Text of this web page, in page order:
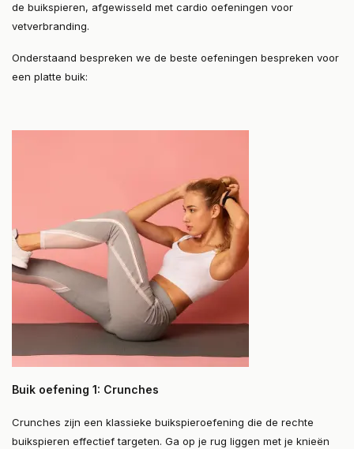
de buikspieren, afgewisseld met cardio oefeningen voor
vetverbranding.
Onderstaand bespreken we de beste oefeningen bespreken voor
een platte buik:
Buik oefening 1: Crunches
Crunches zijn een klassieke buikspieroefening die de rechte
buikspieren effectief targeten. Ga op je rug liggen met je knieën